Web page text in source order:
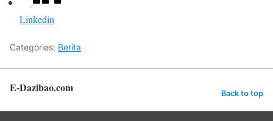
Linkedin
Categories: Berita
E-Dazibao.com Back to top